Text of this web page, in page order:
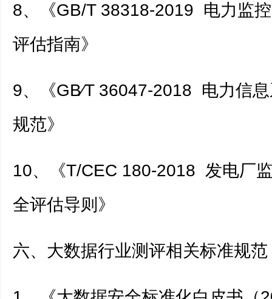
8、《GB/T 38318-2019 电力监
评估指南》
9、《GB∕T 36047-2018 电力信
规范》
10、《T/CEC 180-2018 发电厂
全评估导则》
六、大数据行业测评相关标准规范